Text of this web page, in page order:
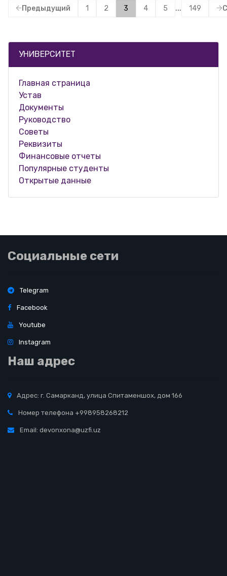
Предыдущий 1 2 3 4 5 ... 149
УНИВЕРСИТЕТ
Главная страница
Устав
Документы
Руководство
Советы
Реквизиты
Финансовые отчеты
Популярные студенты
Открытые данные
Социальные сети
Telegram
Facebook
Youtube
Instagram
Наш адрес
Адрес: г. Самарканд, улица Спитаменшох, дом 166
Номер телефона +998958268212
Email: devonxona@uzfi.uz